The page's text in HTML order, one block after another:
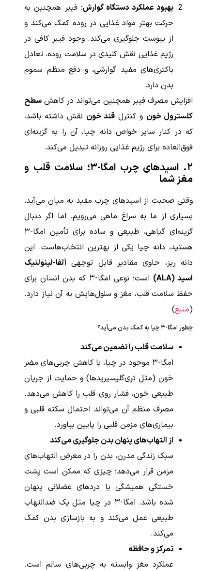
بهبود عملکرد دستگاه گوارش: فیبر همچنین به
حرکت بهتر مواد غذایی در روده کمک می‌کند و
از یبوست جلوگیری می‌کند. وجود فیبر کافی در
رژیم غذایی نقش کلیدی در سلامت روده، تعادل
باکتری‌های مفید گوارشی، و دفع منظم سموم
بدن دارد.
افزایش مصرف فیبر همچنین می‌تواند در کاهش سطح
کلسترول خون و کنترل قند خون نقش داشته باشد،
که در کنار سایر خواص دانه چیا، آن را به گزینه‌ای
فوق‌العاده برای رژیم غذایی روزانه تبدیل می‌کند.
۲. اسیدهای چرب امگا-۳؛ سلامت قلب و
مغز شما
وقتی صحبت از اسیدهای چرب مفید به میان می‌آید،
بسیاری از ما به سراغ ماهی می‌رویم. اما اگر دنبال
گزینه‌ای گیاهی، طبیعی و ساده برای تأمین امگا-۳
هستید، دانه چیا یکی از بهترین انتخاب‌هاست. این
دانه ریز، حاوی مقادیر قابل توجهی آلفا-لینولنیک
اسید (ALA)
است؛ نوعی امگا-۳ که بدن انسان برای
حفظ سلامت قلب، مغز و سلول‌هایش به آن نیاز دارد.
(منبع)
چطور امگا-۳ چیا به کمک بدن می‌آید؟
سلامت قلب را تضمین می‌کند
امگا-۳ موجود در چیا، با کاهش چربی‌های مضر
خون (مثل تری‌گلیسیریدها) و حمایت از جریان
طبیعی خون، فشار روی قلب را کاهش می‌دهد.
مصرف منظم آن می‌تواند احتمال سکته قلبی و
بیماری‌های مزمن قلبی را پایین بیاورد.
از التهاب‌های پنهان بدن جلوگیری می‌کند
سبک زندگی مدرن، بدن را در معرض التهاب‌های
مزمن قرار می‌دهد؛ چیزی که ممکن است پشت
خستگی همیشگی یا دردهای عضلانی پنهان
شده باشد. امگا-۳ در چیا مثل یک ضدالتهاب
طبیعی عمل می‌کند و به بازسازی بدن کمک
می‌کند.
تمرکز و حافظه
عملکرد مغز وابسته به چربی‌های سالم است.